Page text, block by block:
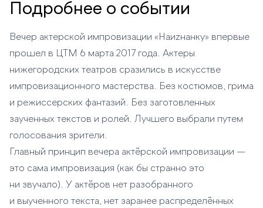
Подробнее о событии
Вечер актерской импровизации «Наиzнанку» впервые
прошел в ЦТМ 6 марта 2017 года. Актеры
нижегородских театров сразились в искусстве
импровизационного мастерства. Без костюмов, грима
и режиссерских фантазий. Без заготовленных
заученных текстов и ролей. Лучшего выбрали путем
голосования зрители.
Главный принцип вечера актёрской импровизации —
это сама импровизация (как бы странно это
ни звучало). У актёров нет разобранного
и выученного текста, нет заранее распределённых